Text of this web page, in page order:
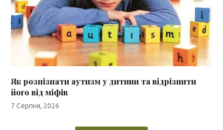
Як розпізнати аутизм у дитини та відрізнити
його від міфів
7 Серпня, 2026